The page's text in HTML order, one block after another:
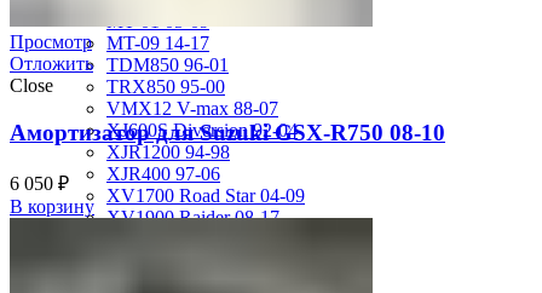
MT-09 14-17
TDM850 96-01
TRX850 95-00
VMX12 V-max 88-07
XJ600S Diversion 92-04
XJR1200 94-98
XJR400 97-06
XV1700 Road Star 04-09
XV1900 Raider 08-17
Просмотр
Отложить
Close
Амортизатор для Suzuki GSX-R750 08-10
6 050 ₽
В корзину